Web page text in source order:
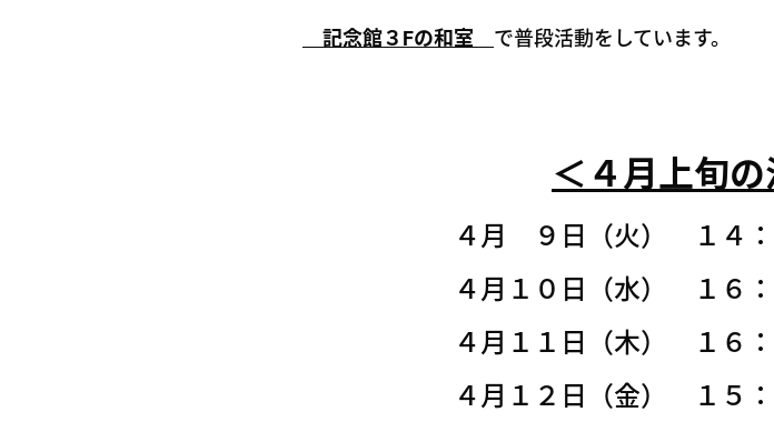
記念館３Fの和室 で普段活動をしています。
＜４月上旬
４月 ９日（火） １４
４月１０日（水） １６
４月１１日（木） １６
４月１２日（金） １５